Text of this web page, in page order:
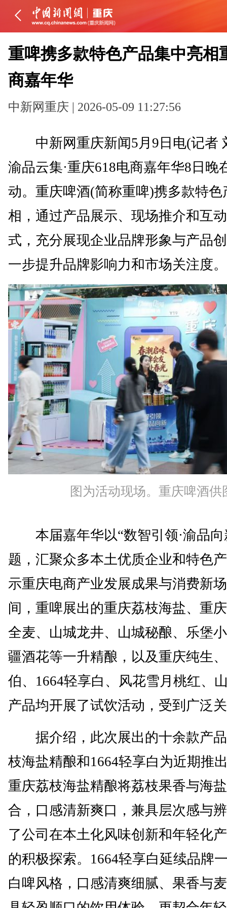
重啤携多款特色产品集中亮相
商嘉年华
中新网重庆 | 2026-05-09 11:27:56
中新网重庆新闻5月9日电(记者
渝品云集·重庆618电商嘉年华8日晚
动。重庆啤酒(简称重啤)携多款特色
相，通过产品展示、现场推介和互
式，充分展现企业品牌形象与产品
一步提升品牌影响力和市场关注度。
图为活动现场。重庆啤酒供
本届嘉年华以“数智引领·渝品向
题，汇聚众多本土优质企业和特色
示重庆电商产业发展成果与消费新
间，重啤展出的重庆荔枝海盐、重
全麦、山城龙井、山城秘酿、乐堡
疆酒花等一升精酿，以及重庆纯生
伯、1664轻享白、风花雪月桃红、
产品均开展了试饮活动，受到广泛
据介绍，此次展出的十余款产品
枝海盐精酿和1664轻享白为近期推
重庆荔枝海盐精酿将荔枝果香与海
合，口感清新爽口，兼具层次感与
了公司在本土化风味创新和年轻化
的积极探索。1664轻享白延续品牌
白啤风格，口感清爽细腻、果香与